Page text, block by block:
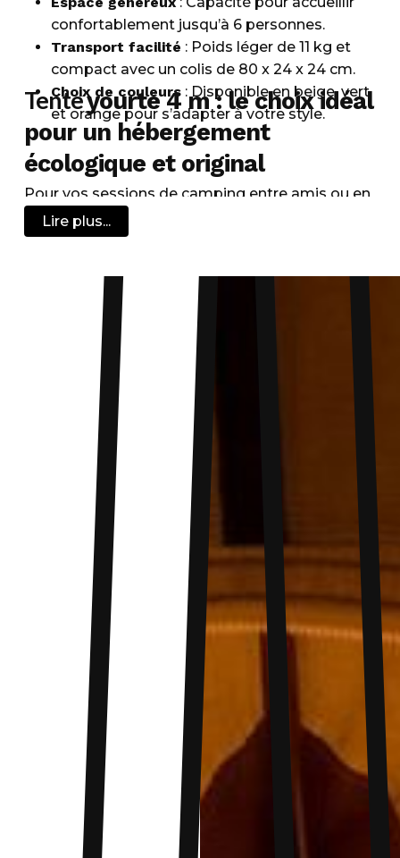
confortablement jusqu’à 6 personnes.
Transport facilité : Poids léger de 11 kg et
compact avec un colis de 80 x 24 x 24 cm.
Choix de couleurs: Disponible en beige, vert
et orange pour s’adapter à votre style.
Tenteyourte 4 m : le choix idéal
pour un hébergement
écologique et original
Pour vos sessions de camping entre amis ou en
famille, optez pour l’une de nos tentes yourte de
4 m. Disponible en vert, orange et beige, ce
compromis sur le confort. Soigneusement
conçue, aussi bien son sol que sa bâche de
protection offrent une résistance à toute
épreuve, tandis que son poids léger facilite
grandement le transport. Le design en yourte
présente plusieurs avantages : en plus de sa
structure stable, il allie tradition et modernité
avec une isolation efficace, garantissant chaleur
en hiver et fraîcheur en été. Mention spéciale
pour la petite évacuation circulaire ajoutée sur le
top de la tente pour une réelle flexibilité
d’utilisation. On valide !
Lire plus...